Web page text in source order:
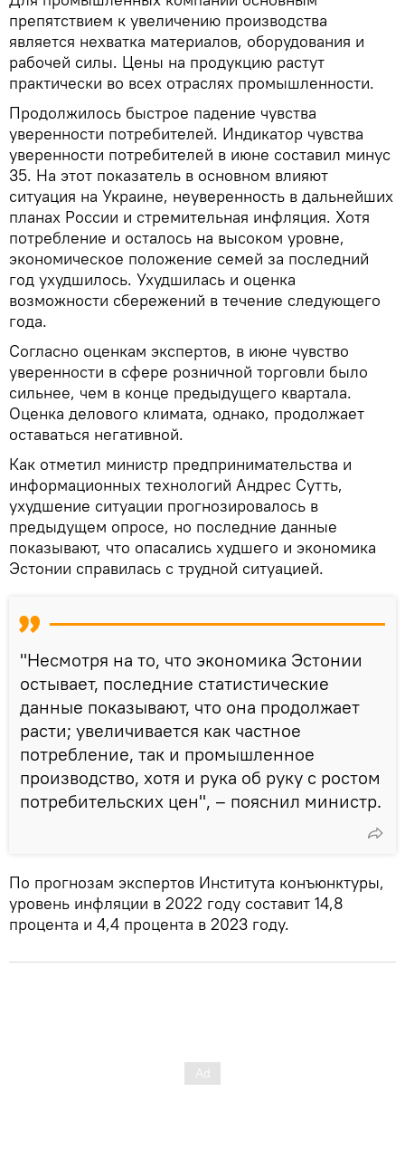
препятствием к увеличению производства
является нехватка материалов, оборудования и
рабочей силы. Цены на продукцию растут
практически во всех отраслях промышленности.
Продолжилось быстрое падение чувства
уверенности потребителей. Индикатор чувства
уверенности потребителей в июне составил минус
35. На этот показатель в основном влияют
ситуация на Украине, неуверенность в дальнейших
планах России и стремительная инфляция. Хотя
потребление и осталось на высоком уровне,
экономическое положение семей за последний
год ухудшилось. Ухудшилась и оценка
возможности сбережений в течение следующего
года.
Согласно оценкам экспертов, в июне чувство
уверенности в сфере розничной торговли было
сильнее, чем в конце предыдущего квартала.
Оценка делового климата, однако, продолжает
оставаться негативной.
Как отметил министр предпринимательства и
информационных технологий Андрес Сутть,
ухудшение ситуации прогнозировалось в
предыдущем опросе, но последние данные
показывают, что опасались худшего и экономика
Эстонии справилась с трудной ситуацией.
"Несмотря на то, что экономика Эстонии
остывает, последние статистические
данные показывают, что она продолжает
расти; увеличивается как частное
потребление, так и промышленное
производство, хотя и рука об руку с ростом
потребительских цен", – пояснил министр.
По прогнозам экспертов Института конъюнктуры,
уровень инфляции в 2022 году составит 14,8
процента и 4,4 процента в 2023 году.